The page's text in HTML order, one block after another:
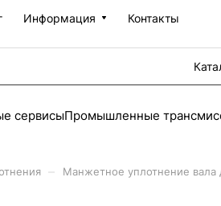
Информация Контакты
сервисыПромышленные
Манжетное уплотнение